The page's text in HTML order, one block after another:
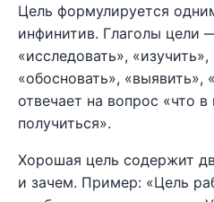
Цель формулируется
инфинитив. Глаголы цели
«исследовать», «изучить»,
«обосновать», «выявить»,
отвечает на вопрос «что
получиться».
Хорошая цель содержит
и зачем. Пример: «Цель